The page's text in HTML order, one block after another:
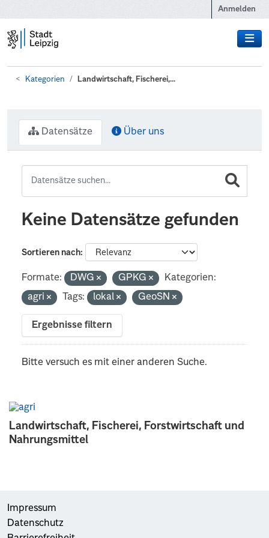
Anmelden
Kategorien Landwirtschaft, Fischerei,...
Landwirtschaft, Fischerei, Forstwirtschaft und
Nahrungsmittel
Datensätze Über uns
Keine Datensätze gefunden
Sortieren nach
Formate: DWG GPKG
Kategorien:
agri
Tags: lokal GeoSN
Ergebnisse filtern
Bitte versuch es mit einer anderen Suche.
Impressum
Datenschutz